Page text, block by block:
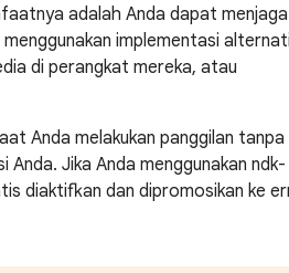
adalah Anda dapat menjaga
implementasi
di perangkat mereka, atau
Anda melakukan panggilan tanpa
Anda. Jika Anda menggunakan ndk-
diaktifkan dan dipromosikan ke